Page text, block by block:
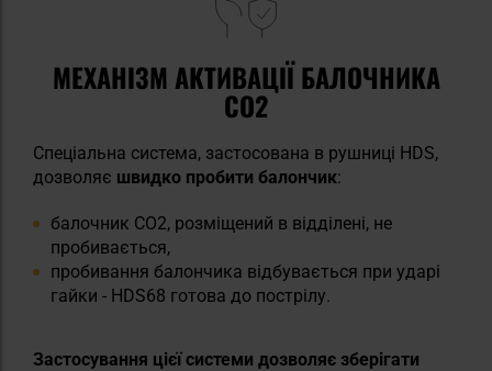
МЕХАНІЗМ АКТИВАЦІЇ БАЛОЧНИКА
CO2
Спеціальна система, застосована в рушниці HDS,
дозволяє швидко пробити балончик:
балочник CO2, розміщений в відділені, не
пробивається,
пробивання балончика відбувається при ударі
гайки - HDS68 готова до пострілу.
Застосування цієї системи дозволяє зберігати